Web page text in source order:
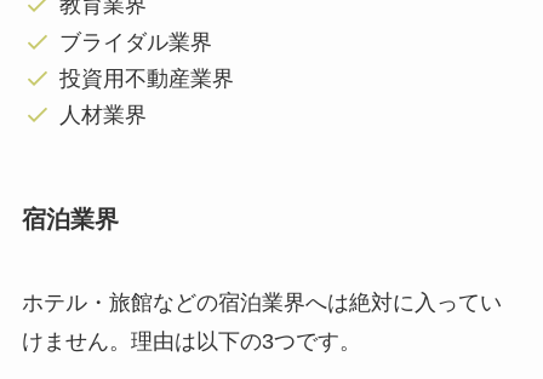
教育業界
ブライダル業界
投資用不動産業界
人材業界
宿泊業界
ホテル・旅館などの宿泊業界へは絶対に入ってい
けません。理由は以下の3つです。